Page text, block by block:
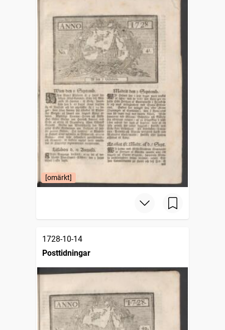
[omärkt]
1728-10-14
Posttidningar